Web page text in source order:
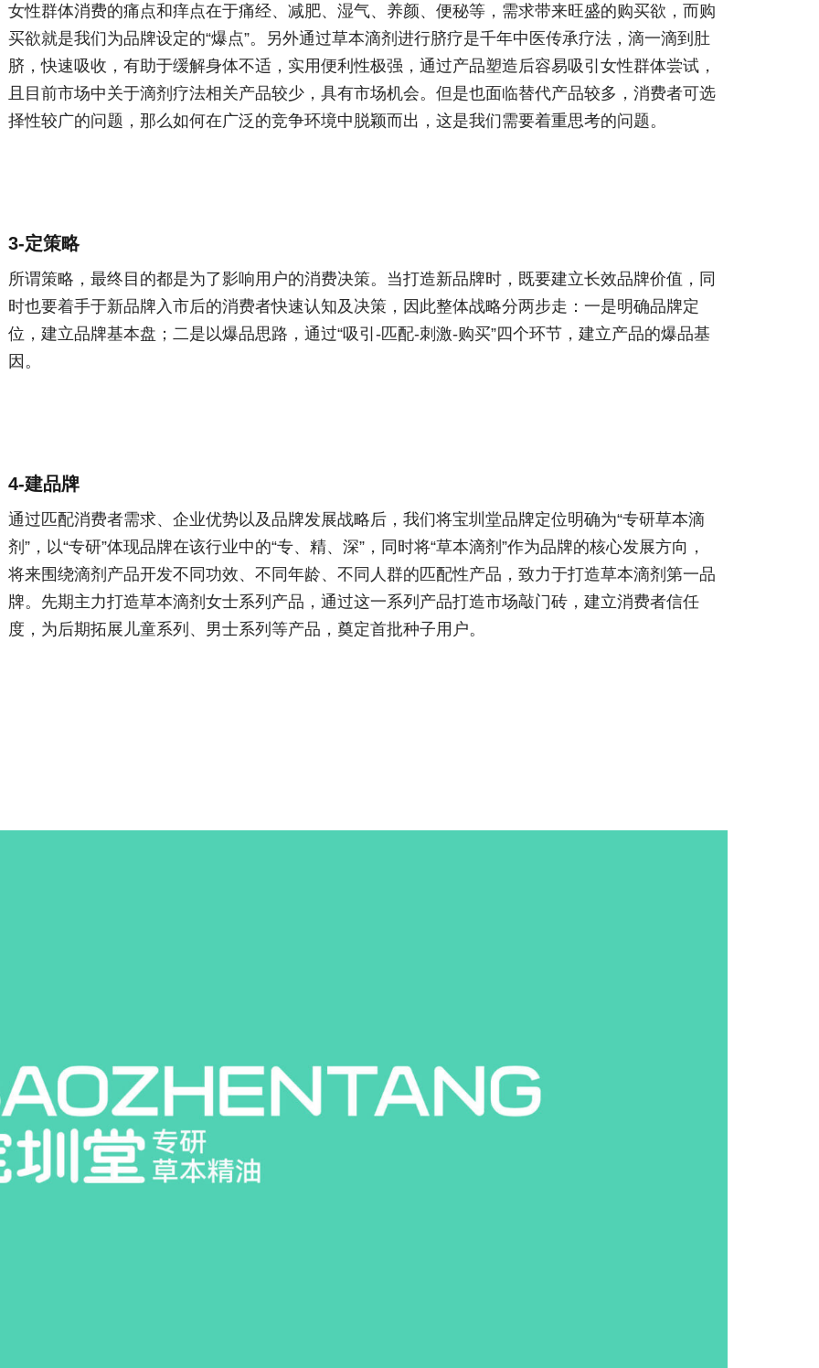
女性群体消费的痛点和痒点在于痛经、减肥、湿气、养颜、便秘等，需求带来旺盛的购买欲，而购
买欲就是我们为品牌设定的“爆点”。另外通过草本滴剂进行脐疗是千年中医传承疗法，滴一滴到肚
脐，快速吸收，有助于缓解身体不适，实用便利性极强，通过产品塑造后容易吸引女性群体尝试，
且目前市场中关于滴剂疗法相关产品较少，具有市场机会。但是也面临替代产品较多，消费者可选
择性较广的问题，那么如何在广泛的竞争环境中脱颖而出，这是我们需要着重思考的问题。
3-定策略
所谓策略，最终目的都是为了影响用户的消费决策。当打造新品牌时，既要建立长效品牌价值，同
时也要着手于新品牌入市后的消费者快速认知及决策，因此整体战略分两步走：一是明确品牌定
位，建立品牌基本盘；二是以爆品思路，通过“吸引-匹配-刺激-购买”四个环节，建立产品的爆品基
因。
4-建品牌
通过匹配消费者需求、企业优势以及品牌发展战略后，我们将宝圳堂品牌定位明确为“专研草本滴
剂”，以“专研”体现品牌在该行业中的“专、精、深”，同时将“草本滴剂”作为品牌的核心发展方向，
将来围绕滴剂产品开发不同功效、不同年龄、不同人群的匹配性产品，致力于打造草本滴剂第一品
牌。先期主力打造草本滴剂女士系列产品，通过这一系列产品打造市场敲门砖，建立消费者信任
度，为后期拓展儿童系列、男士系列等产品，奠定首批种子用户。